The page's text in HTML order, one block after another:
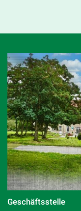
Geschäftsstelle